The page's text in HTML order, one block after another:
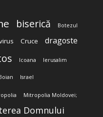
biserică Botezul
Cruce dragoste
Icoana Ierusalim
Israel
Mitropolia Moldovei;
Domnului